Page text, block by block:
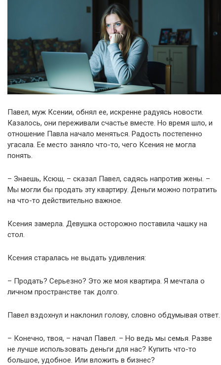
Павел, муж Ксении, обнял ее, искренне радуясь новости.
Казалось, они переживали счастье вместе. Но время шло, и
отношение Павла начало меняться. Радость постепенно
угасала. Ее место заняло что-то, чего Ксения не могла
понять.
– Знаешь, Ксюш, – сказал Павел, садясь напротив жены. –
Мы могли бы продать эту квартиру. Деньги можно потратить
на что-то действительно важное.
Ксения замерла. Девушка осторожно поставила чашку на
стол.
Ксения старалась не выдать удивления:
– Продать? Серьезно? Это же моя квартира. Я мечтала о
личном пространстве так долго.
Павел вздохнул и наклонил голову, словно обдумывая ответ.
– Конечно, твоя, – начал Павел. – Но ведь мы семья. Разве
не лучше использовать деньги для нас? Купить что-то
большое, удобное. Или вложить в бизнес?